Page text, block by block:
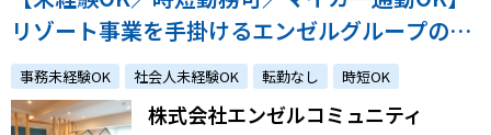
リゾート事業を手掛けるエンゼルグループの会
社の湯沢支店における事務・清掃業務
事務未経験OK 社会人未経験OK 転勤なし 時短OK
株式会社エンゼルコミュニティ